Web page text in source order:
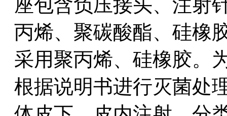
座包含负压接头、注射
丙烯、聚碳酸酯、硅橡
采用聚丙烯、硅橡胶。
根据说明书进行灭菌处